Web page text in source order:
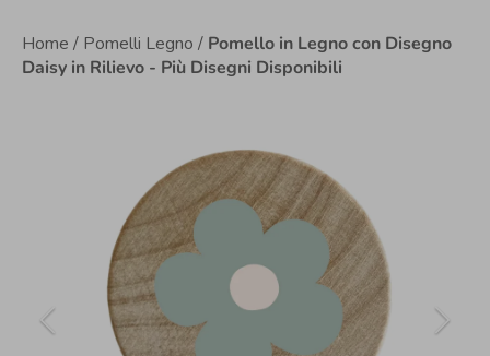
Home / Pomelli Legno / Pomello in Legno con Disegno
Daisy in Rilievo - Più Disegni Disponibili